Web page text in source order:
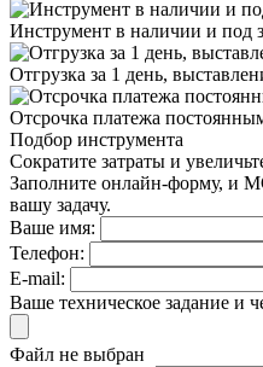
Инструмент в наличии и под
Отгрузка за 1 день,
Отсрочка платежа
Подбор инструмента
Сократите затраты и
Заполните онлайн-форму, и
вашу задачу.
Ваше имя:
Телефон:
E-mail:
Ваше техническое задание и
Файл не выбран